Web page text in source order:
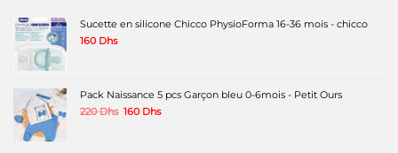
Sucette en silicone Chicco PhysioForma 16-36 mois - chicco
160 Dhs
Pack Naissance 5 pcs Garçon bleu 0-6mois - Petit Ours
220Dhs Le
160 DhsLe